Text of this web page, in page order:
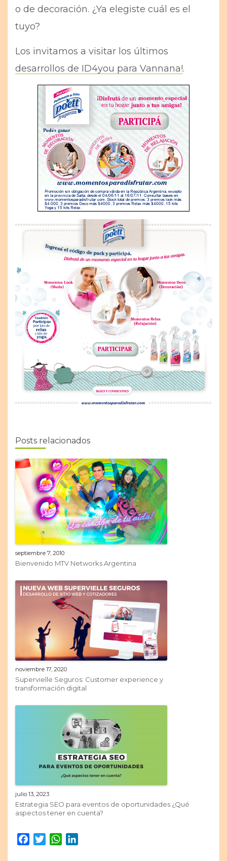
o de decoración. ¿Ya elegiste cuál es el
tuyo?
Los invitamos a visitar los últimos
desarrollos de ID4you para Vannana!.
Posts relacionados
septiembre 7, 2010
Bienvenido MTV Networks Argentina
noviembre 17, 2020
Supervielle Seguros: Customer experience y
transformación digital
julio 13, 2023
Estrategia SEO para eventos de oportunidades ¿Qué
aspectos tener en cuenta?
Facebook
TwitterWhatsApp